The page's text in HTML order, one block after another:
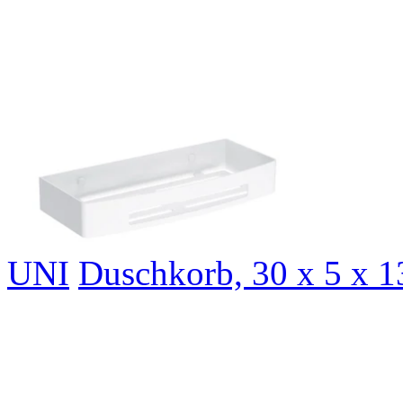
UNI Duschkorb, 30 x 5 x